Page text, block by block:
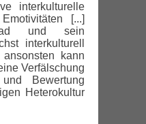
interkulturelle
[...]
und sein
interkulturell
kann
Verfälschung
Bewertung
Heterokultur